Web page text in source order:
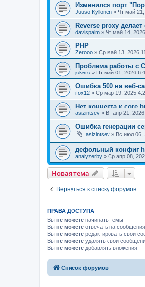
Изменился порт
Juuso Kyllönen » Чт май 21,
Reverse proxy
davispalm » Чт май 14,
PHP
Zerooo » Ср май 13, 2026
Проблема работы с
jokero » Пт май 01, 2026
Ошибка 500 на веб-
ifox12 » Ср мар 19, 2025
Нет коннекта к
asizintsev » Вт апр 21,
Ошибка генерации
asizintsev » Вс июл 06,
дефольный конфиг
analyzerby » Ср апр 08,
Новая тема
Вернуться к списку форумов
ПРАВА ДОСТУПА
Вы не можете начинать темы
Вы не можете отвечать на сообщения
Вы не можете редактировать свои
Вы не можете удалять свои
Вы не можете добавлять вложения
Список форумов